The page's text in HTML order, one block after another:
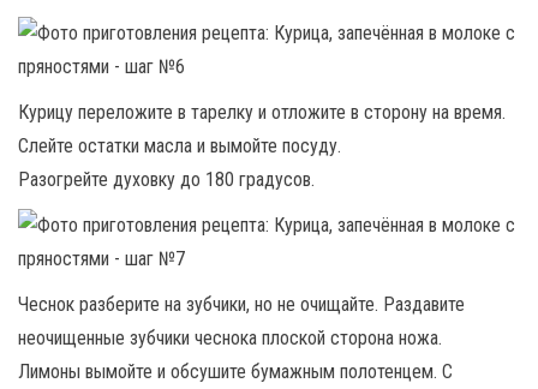
Курицу переложите в тарелку и отложите в сторону на время.
Слейте остатки масла и вымойте посуду.
Разогрейте духовку до 180 градусов.
Чеснок разберите на зубчики, но не очищайте. Раздавите
неочищенные зубчики чеснока плоской сторона ножа.
Лимоны вымойте и обсушите бумажным полотенцем. С